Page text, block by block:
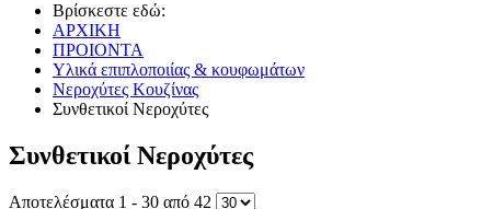
Βρίσκεστε εδώ:
ΑΡΧΙΚΗ
ΠΡΟΙΟΝΤΑ
Υλικά επιπλοποιίας & κουφωμάτων
Νεροχύτες Κουζίνας
Συνθετικοί Νεροχύτες
Συνθετικοί Νεροχύτες
Αποτελέσματα 1 - 30 από 42